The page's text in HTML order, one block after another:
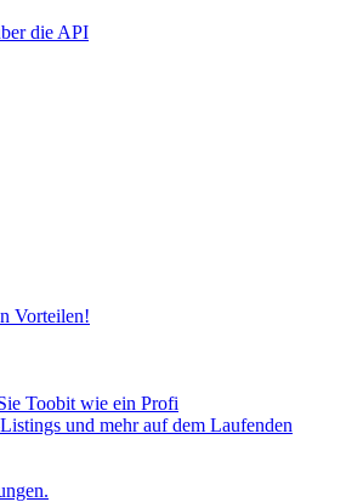
die API
Vorteilen!
Toobit wie ein Profi
und mehr auf dem Laufenden